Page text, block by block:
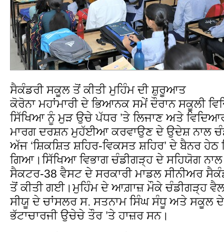
ਸੈਕੰਡਰੀ ਸਕੂਲ ਤੋਂ ਕੀਤੀ ਮੁਹਿੰਮ ਦੀ ਸ਼ੁਰੂਆਤ
ਕੋਰੋਨਾ ਮਹਾਂਮਾਰੀ ਦੇ ਭਿਆਨਕ ਸਮੇਂ ਦੌਰਾਨ ਸਕੂਲੀ
ਸਿੱਖਿਆ ਨੂੰ ਮੁੜ ਉਚੇ ਪੱਧਰ ’ਤੇ ਲਿਜਾਣ ਅਤੇ
ਮਾਰਗ ਦਰਸ਼ਨ ਮੁਹੱਈਆ ਕਰਵਾਉਣ ਦੇ ਉਦੇਸ਼ ਨਾਲ
ਅੱਜ ‘ਸ਼ਿਕਸ਼ਿਤ ਸ਼ਹਿਰ-ਵਿਕਸਤ ਸ਼ਹਿਰ’ ਦੇ ਬੈਨਰ
ਗਿਆ।ਸਿੱਖਿਆ ਵਿਭਾਗ ਚੰਡੀਗੜ੍ਹ ਦੇ ਸਹਿਯੋਗ
ਸੈਕਟਰ-38 ਵੈਸਟ ਦੇ ਸਰਕਾਰੀ ਮਾਡਲ ਸੀਨੀਅਰ
ਤੋਂ ਕੀਤੀ ਗਈ।ਮੁਹਿੰਮ ਦੇ ਆਗ਼ਾਜ਼ ਮੌਕੇ ਚੰਡੀਗੜ੍ਹ
ਸੀਯੂ ਦੇ ਚਾਂਸਲਰ ਸ. ਸਤਨਾਮ ਸਿੰਘ ਸੰਧੂ ਅਤੇ ਸਕੂਲ ਦੇ
ਭੱਟਾਚਾਰਜੀ ਉਚੇਚੇ ਤੌਰ ’ਤੇ ਹਾਜ਼ਰ ਸਨ।